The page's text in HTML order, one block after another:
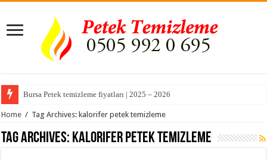
Bursa Petek temizleme fiyatları | 2025 – 2026
Home / Tag Archives: kalorifer petek temizleme
Tag Archives: kalorifer petek temizleme